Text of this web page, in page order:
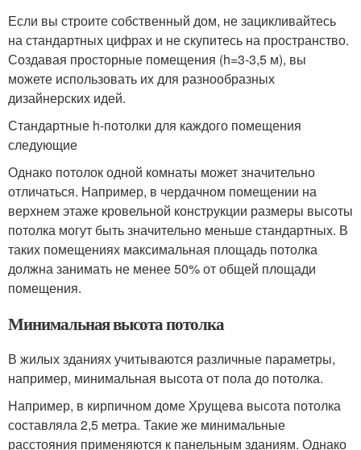
Если вы строите собственный дом, не зацикливайтесь
на стандартных цифрах и не скупитесь на пространство.
Создавая просторные помещения (h=3-3,5 м), вы
можете использовать их для разнообразных
дизайнерских идей.
Стандартные h-потолки для каждого помещения
следующие
Однако потолок одной комнаты может значительно
отличаться. Например, в чердачном помещении на
верхнем этаже кровельной конструкции размеры высоты
потолка могут быть значительно меньше стандартных. В
таких помещениях максимальная площадь потолка
должна занимать не менее 50% от общей площади
помещения.
Минимальная высота потолка
В жилых зданиях учитываются различные параметры,
например, минимальная высота от пола до потолка.
Например, в кирпичном доме Хрущева высота потолка
составляла 2,5 метра. Такие же минимальные
расстояния применяются к панельным зданиям. Однако